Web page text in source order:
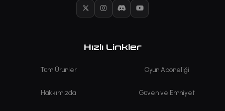
X InstagramDiscordYouTube
Hızlı Linkler
Tüm Ürünler Oyun Aboneliği
Hakkımızda Güven ve Emniyet